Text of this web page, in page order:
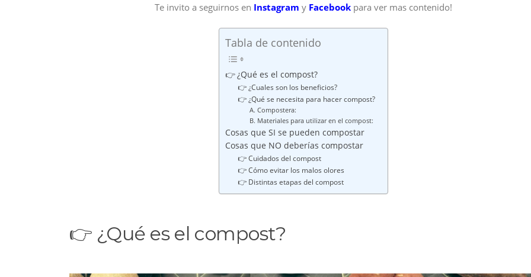
Te invito a seguirnos en Instagram y Facebook para ver mas contenido!
Tabla de contenido
👉 ¿Qué es el compost?
👉 ¿Cuales son los beneficios?
👉 ¿Qué se necesita para hacer compost?
A. Compostera:
B. Materiales para utilizar en el compost:
Cosas que SI se pueden compostar
Cosas que NO deberías compostar
👉 Cuidados del compost
👉 Cómo evitar los malos olores
👉 Distintas etapas del compost
👉 ¿Qué es el compost?